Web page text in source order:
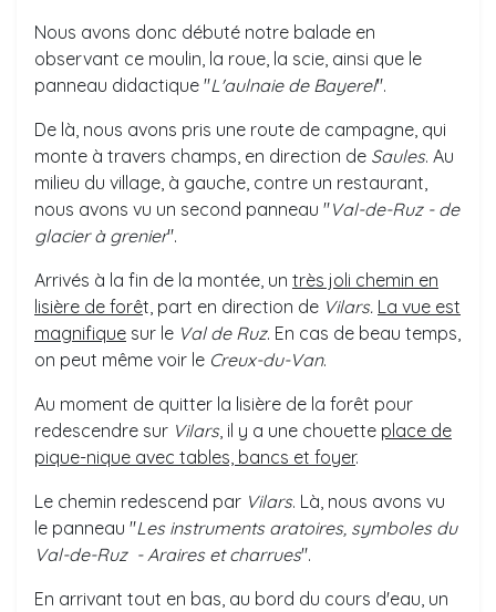
Nous avons donc débuté notre balade en
observant ce moulin, la roue, la scie, ainsi que le
panneau didactique "L'aulnaie de Bayerel".
De là, nous avons pris une route de campagne, qui
monte à travers champs, en direction de Saules. Au
milieu du village, à gauche, contre un restaurant,
nous avons vu un second panneau "Val-de-Ruz - de
glacier à grenier".
Arrivés à la fin de la montée, un très joli chemin en
lisière de forêt, part en direction de Vilars. La vue est
magnifique sur le Val de Ruz. En cas de beau temps,
on peut même voir le Creux-du-Van.
Au moment de quitter la lisière de la forêt pour
redescendre sur Vilars, il y a une chouette place de
pique-nique avec tables, bancs et foyer.
Le chemin redescend par Vilars. Là, nous avons vu
le panneau "Les instruments aratoires, symboles du
Val-de-Ruz - Araires et charrues".
En arrivant tout en bas, au bord du cours d'eau, un